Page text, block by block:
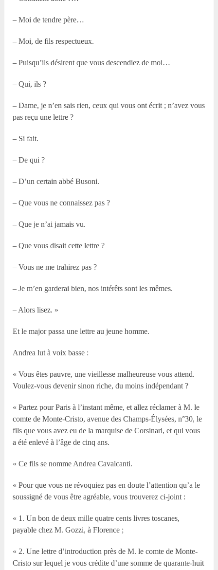
– Moi de tendre père…
– Moi, de fils respectueux.
– Puisqu’ils désirent que vous descendiez de moi…
– Qui, ils ?
– Dame, je n’en sais rien, ceux qui vous ont écrit ; n’avez vous
pas reçu une lettre ?
– Si fait.
– De qui ?
– D’un certain abbé Busoni.
– Que vous ne connaissez pas ?
– Que je n’ai jamais vu.
– Que vous disait cette lettre ?
– Vous ne me trahirez pas ?
– Je m’en garderai bien, nos intérêts sont les mêmes.
– Alors lisez. »
Et le major passa une lettre au jeune homme.
Andrea lut à voix basse :
« Vous êtes pauvre, une vieillesse malheureuse vous attend.
Voulez-vous devenir sinon riche, du moins indépendant ?
« Partez pour Paris à l’instant même, et allez réclamer à M. le
comte de Monte-Cristo, avenue des Champs-Élysées, n°30, le
fils que vous avez eu de la marquise de Corsinari, et qui vous
a été enlevé à l’âge de cinq ans.
« Ce fils se nomme Andrea Cavalcanti.
« Pour que vous ne révoquiez pas en doute l’attention qu’a le
soussigné de vous être agréable, vous trouverez ci-joint :
« 1. Un bon de deux mille quatre cents livres toscanes,
payable chez M. Gozzi, à Florence ;
« 2. Une lettre d’introduction près de M. le comte de Monte-
Cristo sur lequel je vous crédite d’une somme de quarante-huit